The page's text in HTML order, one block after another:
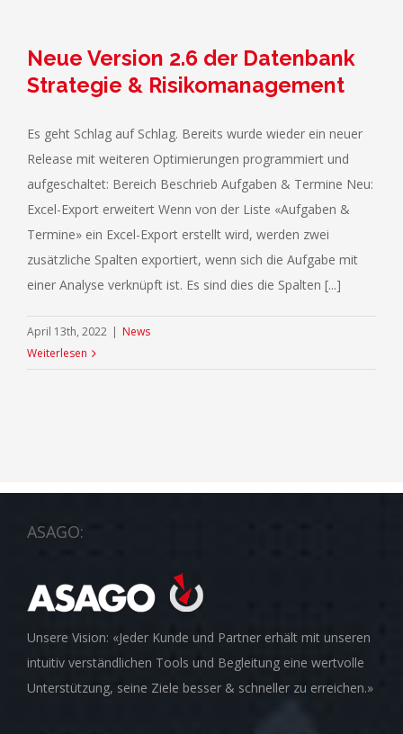
Neue Version 2.6 der Datenbank
Strategie & Risikomanagement
Es geht Schlag auf Schlag. Bereits wurde wieder ein neuer
Release mit weiteren Optimierungen programmiert und
aufgeschaltet: Bereich Beschrieb Aufgaben & Termine Neu:
Excel-Export erweitert Wenn von der Liste «Aufgaben &
Termine» ein Excel-Export erstellt wird, werden zwei
zusätzliche Spalten exportiert, wenn sich die Aufgabe mit
einer Analyse verknüpft ist. Es sind dies die Spalten [...]
April 13th, 2022 | News
Weiterlesen
ASAGO:
Unsere Vision: «Jeder Kunde und Partner erhält mit unseren
intuitiv verständlichen Tools und Begleitung eine wertvolle
Unterstützung, seine Ziele besser & schneller zu erreichen.»